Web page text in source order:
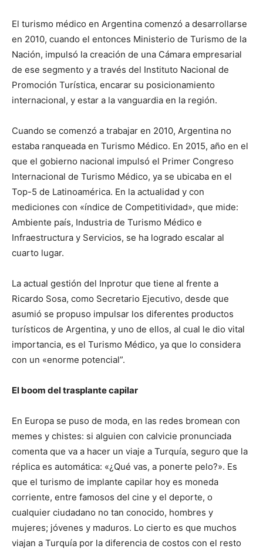
El turismo médico en Argentina comenzó a desarrollarse
en 2010, cuando el entonces Ministerio de Turismo de la
Nación, impulsó la creación de una Cámara empresarial
de ese segmento y a través del Instituto Nacional de
Promoción Turística, encarar su posicionamiento
internacional, y estar a la vanguardia en la región.
Cuando se comenzó a trabajar en 2010, Argentina no
estaba ranqueada en Turismo Médico. En 2015, año en el
que el gobierno nacional impulsó el Primer Congreso
Internacional de Turismo Médico, ya se ubicaba en el
Top-5 de Latinoamérica. En la actualidad y con
mediciones con «índice de Competitividad», que mide:
Ambiente país, Industria de Turismo Médico e
Infraestructura y Servicios, se ha logrado escalar al
cuarto lugar.
La actual gestión del Inprotur que tiene al frente a
Ricardo Sosa, como Secretario Ejecutivo, desde que
asumió se propuso impulsar los diferentes productos
turísticos de Argentina, y uno de ellos, al cual le dio vital
importancia, es el Turismo Médico, ya que lo considera
con un «enorme potencial”.
El boom del trasplante capilar
En Europa se puso de moda, en las redes bromean con
memes y chistes: si alguien con calvicie pronunciada
comenta que va a hacer un viaje a Turquía, seguro que la
réplica es automática: «¿Qué vas, a ponerte pelo?». Es
que el turismo de implante capilar hoy es moneda
corriente, entre famosos del cine y el deporte, o
cualquier ciudadano no tan conocido, hombres y
mujeres; jóvenes y maduros. Lo cierto es que muchos
viajan a Turquía por la diferencia de costos con el resto